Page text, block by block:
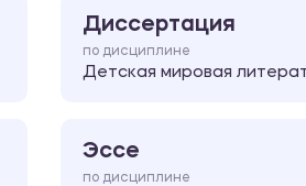
Диссертация
по дисциплине
Детская мировая
Эссе
по дисциплине